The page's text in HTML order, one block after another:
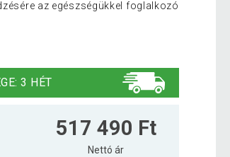
az egészségükkel foglalkozó
3 HÉT
517 490 Ft
Nettó ár